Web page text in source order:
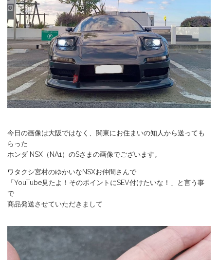
今日の画像は大阪ではなく、関東にお住まいの知人から送っても
らった
ホンダ NSX（NA1）のSさまの画像でございます。
ワタクシ宮村のゆかいなNSXお仲間さんで
「YouTube見たよ！そのポイントにSEV付けたいな！」と言う事
で
商品発送させていただきまして